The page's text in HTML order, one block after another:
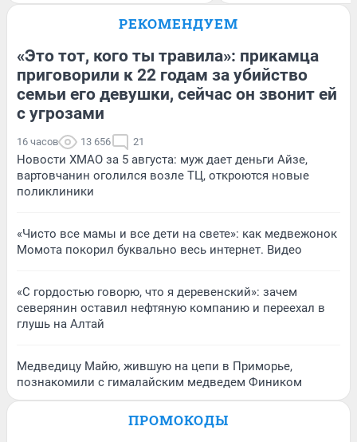
РЕКОМЕНДУЕМ
«Это тот, кого ты травила»: прикамца
приговорили к 22 годам за убийство
семьи его девушки, сейчас он звонит ей
с угрозами
16 часов 13 656 21
Новости ХМАО за 5 августа: муж дает деньги Айзе,
вартовчанин оголился возле ТЦ, откроются новые
поликлиники
«Чисто все мамы и все дети на свете»: как медвежонок
Момота покорил буквально весь интернет. Видео
«С гордостью говорю, что я деревенский»: зачем
северянин оставил нефтяную компанию и переехал в
глушь на Алтай
Медведицу Майю, жившую на цепи в Приморье,
познакомили с гималайским медведем Фиником
ПРОМОКОДЫ